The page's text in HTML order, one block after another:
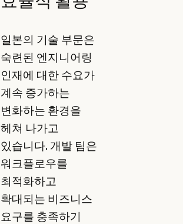
일본의 기술 부문은
숙련된 엔지니어링
인재에 대한 수요가
계속 증가하는
변화하는 환경을
헤쳐 나가고
있습니다. 개발 팀은
워크플로우를
최적화하고
확대되는 비즈니스
요구를 충족하기